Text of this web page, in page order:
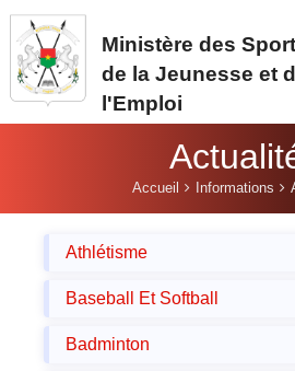
Aller au contenu principal
Ministère des
de la Jeunesse et
l'Emploi
Accueil Informations
Athlétisme
Baseball Et Softball
Badminton